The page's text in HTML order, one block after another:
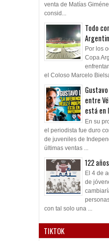
venta de Matías
consid...
Todo
Por los
Copa
el Coloso Marcelo
entre
está en
En su
el periodista fue duro
de juveniles de
últimas ventas ...
122
El 4 de
de
con tal solo una ...
TIKTOK